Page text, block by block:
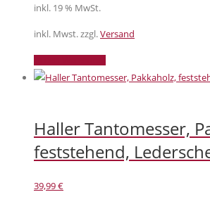
inkl. 19 % MwSt.
inkl. Mwst. zzgl.Versand
Haller Tantomesser,
feststehend,
39,99€